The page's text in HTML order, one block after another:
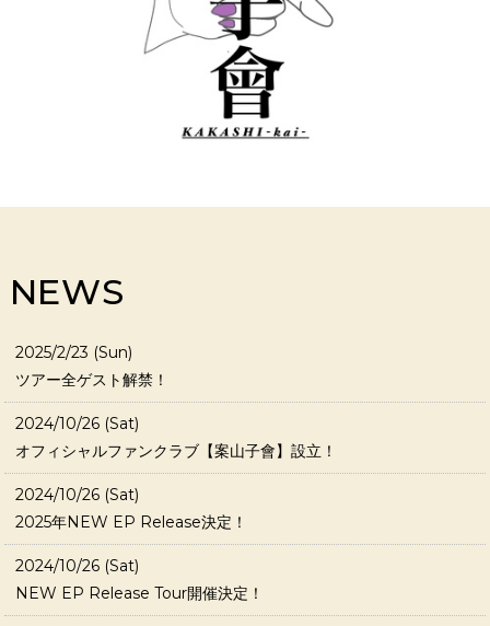
NEWS
2025/2/23 (Sun)
ツアー全ゲスト解禁！
2024/10/26 (Sat)
オフィシャルファンクラブ【案山子會】設立！
2024/10/26 (Sat)
2025年NEW EP Release決定！
2024/10/26 (Sat)
NEW EP Release Tour開催決定！